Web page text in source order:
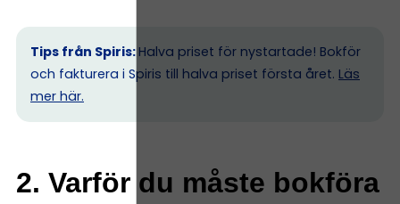
Tips från Spiris: Halva priset för nystartade! Bokför
och fakturera i Spiris till halva priset första året. Läs
mer här.
2. Varför du måste bokföra